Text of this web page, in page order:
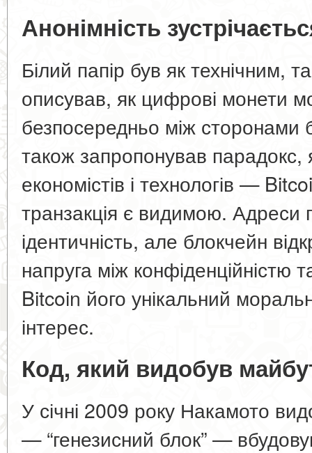
Анонімність
Білий папір був як технічним,
описував, як цифрові монети
безпосередньо між сторонами
також запропонував парадокс,
економістів і технологів —
транзакція є видимою. Адреси
ідентичність, але блокчейн
напруга між конфіденційністю
Bitcoin його унікальний
інтерес.
Код, який видобув
У січні 2009 року Накамото
— “генезисний блок” —